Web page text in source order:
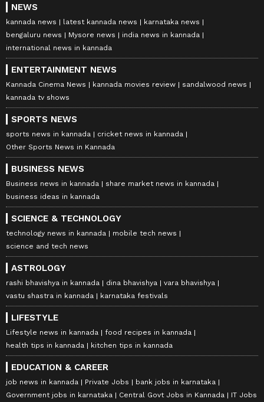
NEWS
kannada news latest kannada news
karnataka news
bengaluru news
Mysore news
india news in kannada
international news in kannada
ENTERTAINMENT NEWS
Kannada Cinema News kannada movies review
sandalwood news
kannada tv shows
SPORTS NEWS
sports news in kannada
cricket news in kannada
Other Sports News in Kannada
BUSINESS NEWS
Business news in kannada
share market news in kannada
business ideas in kannada
SCIENCE & TECHNOLOGY
technology news in kannada
mobile tech news
science and tech news
ASTROLOGY
rashi bhavishya in kannada dina bhavishya
vara bhavishya
vastu shastra in kannada
karnataka festivals
LIFESTYLE
Lifestyle news in kannada
food recipes in kannada
health tips in kannada
kitchen tips in kannada
EDUCATION & CAREER
job news in kannada Private Jobs
bank jobs in karnataka
Government jobs in karnataka
Central Govt Jobs in Kannada IT Jobs